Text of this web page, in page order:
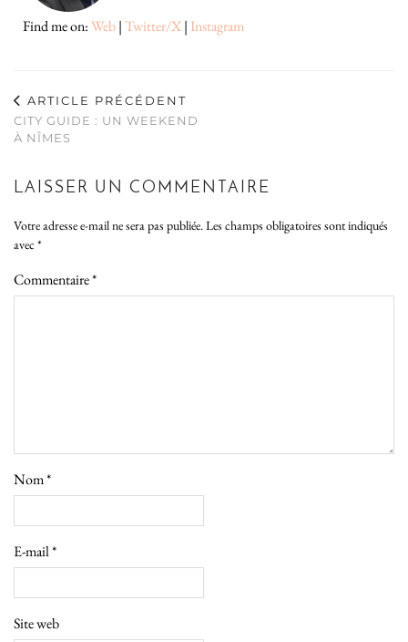
Find me on:Web|Twitter/X| Instagram
ARTICLE PRÉCÉDENT
CITY GUIDE : UN WEEKEND
À NÎMES
LAISSER UN COMMENTAIRE
Votre adresse e-mail ne sera pas publiée.Les champs obligatoires sont indiqués
avec *
Commentaire*
Nom*
E-mail*
Site web